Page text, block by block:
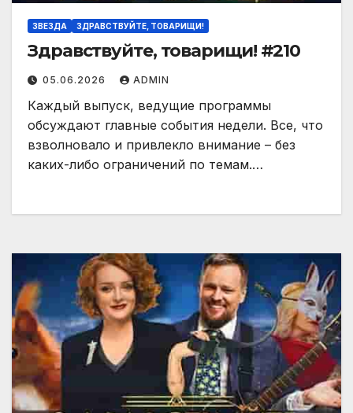
ЗВЕЗДА ЗДРАВСТВУЙТЕ, ТОВАРИЩИ!
Здравствуйте, товарищи! #210
05.06.2026 ADMIN
Каждый выпуск, ведущие программы
обсуждают главные события недели. Все, что
взволновало и привлекло внимание – без
каких-либо ограничений по темам.…